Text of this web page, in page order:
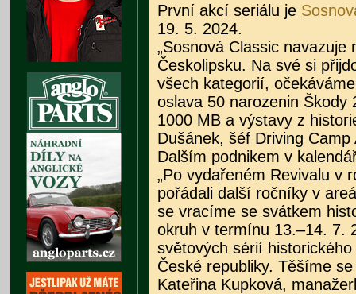
První akcí seriálu je
19. 5. 2024.
„Sosnová Classic
Českolipsku. Na své si
všech kategorií,
oslava 50 narozenin Škody
1000 MB a výstavy z
Dušánek, šéf Driving
Dalším podnikem v
„Po vydařeném Revivalu v
pořádali další ročníky v
se vracíme se svátkem
okruh v termínu 13.–14. 7.
světových sérií
České republiky. Těšíme
Kateřina Kupková,